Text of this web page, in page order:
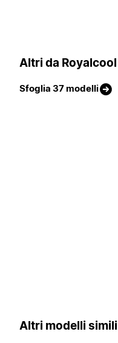
Altri da Royalcool
Sfoglia 37 modelli
Altri modelli simili